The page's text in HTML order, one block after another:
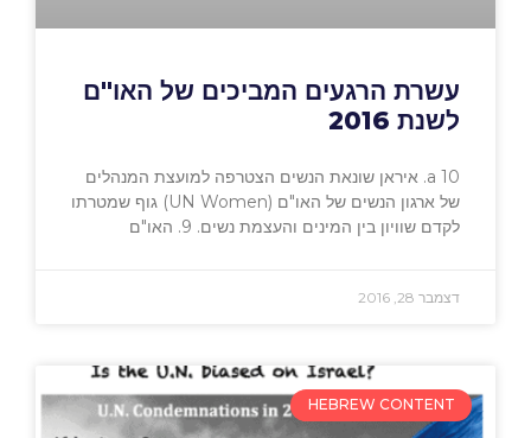
עשרת הרגעים המביכים של האו"ם
לשנת 2016
a 10. איראן שונאת הנשים הצטרפה למועצת המנהלים
של ארגון הנשים של האו"ם (UN Women) גוף שמטרתו
לקדם שוויון בין המינים והעצמת נשים. 9. האו"ם
דצמבר 28, 2016
HEBREW CONTENT